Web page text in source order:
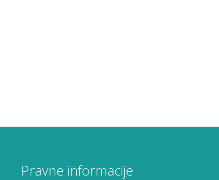
Pravne informacije